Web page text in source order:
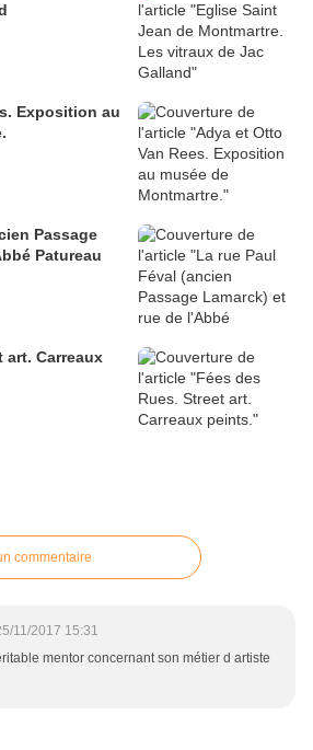
Exposition au
Passage
Patureau
art. Carreaux
commentaire
11/2017 15:31
mentor concernant son métier d artiste